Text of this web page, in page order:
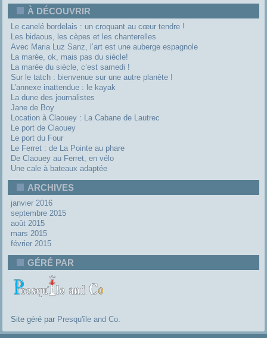
À DÉCOUVRIR
Le canelé bordelais : un croquant au cœur tendre !
Les bidaous, les cèpes et les chanterelles
Avec Maria Luz Sanz, l’art est une auberge espagnole
La marée, ok, mais pas du siècle!
La marée du siècle, c’est samedi !
Sur le tatch : bienvenue sur une autre planète !
L’annexe inattendue : le kayak
La dune des journalistes
Jane de Boy
Location à Claouey : La Cabane de Lautrec
Le port de Claouey
Le port du Four
Le Ferret : de La Pointe au phare
De Claouey au Ferret, en vélo
Une cale à bateaux adaptée
ARCHIVES
janvier 2016
septembre 2015
août 2015
mars 2015
février 2015
GÉRÉ PAR
Site géré par Presqu'île and Co